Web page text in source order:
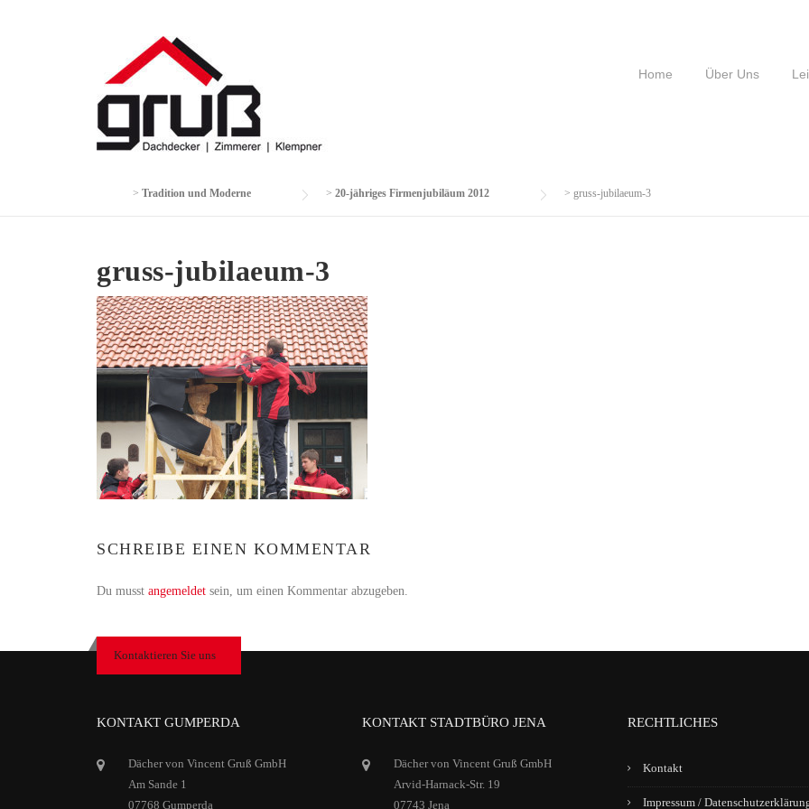
Home Über Uns
> Tradition und Moderne > 20-jähriges Firmenjubiläum 2012 > gruss-jubilaeum-3
gruss-jubilaeum-3
SCHREIBE EINEN KOMMENTAR
Du musst angemeldet sein, um einen Kommentar abzugeben.
Kontaktieren Sie uns
KONTAKT GUMPERDA
Dächer von Vincent Gruß GmbH
Am Sande 1
07768 Gumperda
KONTAKT STADTBÜRO JENA
Dächer von Vincent Gruß GmbH
Arvid-Harnack-Str. 19
07743 Jena
RECHTLICHES
Kontakt
Impressum /